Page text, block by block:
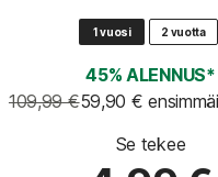
1 vuosi 2 vuotta
45% ALENNUS*
109,99 €59,90 €
Se tekee